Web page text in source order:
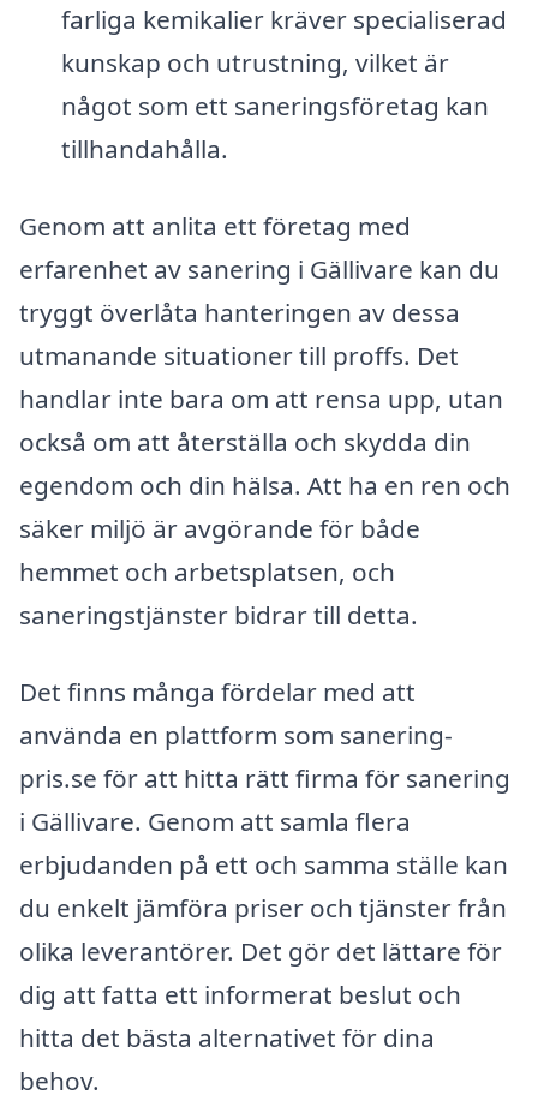
farliga kemikalier kräver specialiserad
kunskap och utrustning, vilket är
något som ett saneringsföretag kan
tillhandahålla.
Genom att anlita ett företag med
erfarenhet av sanering i Gällivare kan du
tryggt överlåta hanteringen av dessa
utmanande situationer till proffs. Det
handlar inte bara om att rensa upp, utan
också om att återställa och skydda din
egendom och din hälsa. Att ha en ren och
säker miljö är avgörande för både
hemmet och arbetsplatsen, och
saneringstjänster bidrar till detta.
Det finns många fördelar med att
använda en plattform som sanering-
pris.se för att hitta rätt firma för sanering
i Gällivare. Genom att samla flera
erbjudanden på ett och samma ställe kan
du enkelt jämföra priser och tjänster från
olika leverantörer. Det gör det lättare för
dig att fatta ett informerat beslut och
hitta det bästa alternativet för dina
behov.